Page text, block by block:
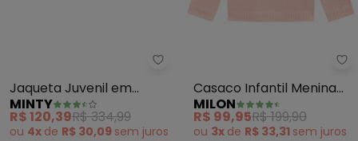
Minty - Jaqueta Juvenil em
Jaqueta Juvenil em
Tweed (Rosa)
MINTY
R$ 120,39R$ 334,99
ou 4x de R$ 30,09 sem juros
Casaco Infantil Menina
Pérolas (Rosa)
MILON
R$ 99,95R$ 199,90
ou 3x de R$ 33,31 sem juros